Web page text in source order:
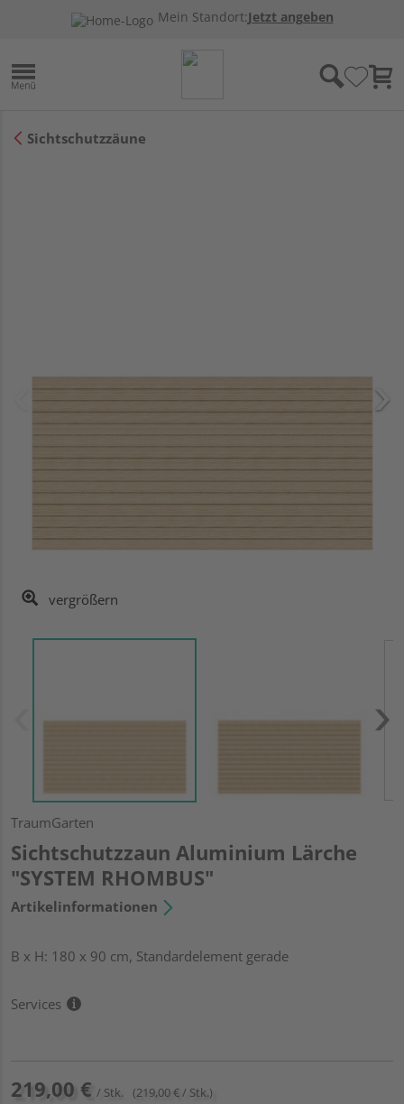
Mein Standort:Jetzt angeben
Sichtschutzzäune
vergrößern
TraumGarten
Sichtschutzzaun Aluminium Lärche
"SYSTEM RHOMBUS"
Artikelinformationen
B x H: 180 x 90 cm, Standardelement gerade
Services
219,00 € / Stk. (219,00 € / Stk.)